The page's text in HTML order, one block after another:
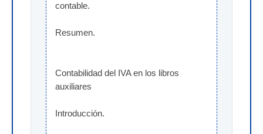
contable.
Resumen.
Contabilidad del IVA en los libros
auxiliares
Introducción.